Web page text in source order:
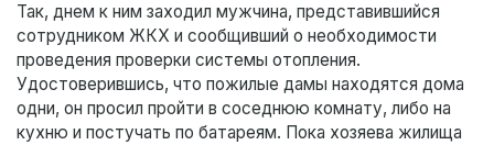
Так, днем к ним заходил мужчина, представившийся
сотрудником ЖКХ и сообщивший о необходимости
проведения проверки системы отопления.
Удостоверившись, что пожилые дамы находятся дома
одни, он просил пройти в соседнюю комнату, либо на
кухню и постучать по батареям. Пока хозяева жилища